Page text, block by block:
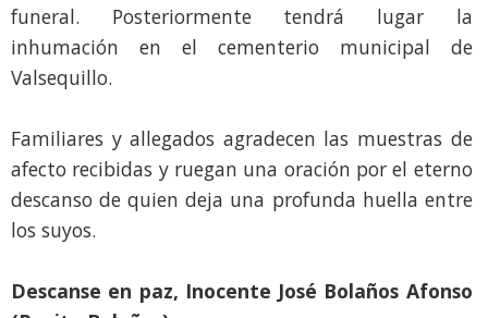
funeral. Posteriormente tendrá lugar la
inhumación en el cementerio municipal de
Valsequillo.
Familiares y allegados agradecen las muestras de
afecto recibidas y ruegan una oración por el eterno
descanso de quien deja una profunda huella entre
los suyos.
Descanse en paz, Inocente José Bolaños Afonso